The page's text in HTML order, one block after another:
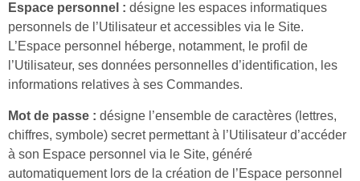
Espace personnel : désigne les espaces informatiques
personnels de l’Utilisateur et accessibles via le Site.
L’Espace personnel héberge, notamment, le profil de
l’Utilisateur, ses données personnelles d’identification, les
informations relatives à ses Commandes.
Mot de passe : désigne l’ensemble de caractères (lettres,
chiffres, symbole) secret permettant à l’Utilisateur d’accéder
à son Espace personnel via le Site, généré
automatiquement lors de la création de l’Espace personnel